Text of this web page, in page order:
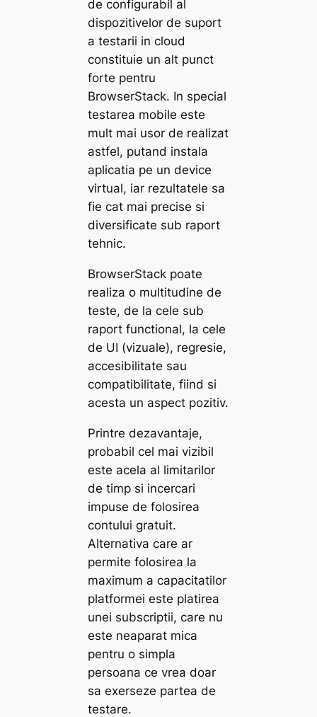
de configurabil al
dispozitivelor de suport
a testarii in cloud
constituie un alt punct
forte pentru
BrowserStack. In special
testarea mobile este
mult mai usor de realizat
astfel, putand instala
aplicatia pe un device
virtual, iar rezultatele sa
fie cat mai precise si
diversificate sub raport
tehnic.
BrowserStack poate
realiza o multitudine de
teste, de la cele sub
raport functional, la cele
de UI (vizuale), regresie,
accesibilitate sau
compatibilitate, fiind si
acesta un aspect pozitiv.
Printre dezavantaje,
probabil cel mai vizibil
este acela al limitarilor
de timp si incercari
impuse de folosirea
contului gratuit.
Alternativa care ar
permite folosirea la
maximum a capacitatilor
platformei este platirea
unei subscriptii, care nu
este neaparat mica
pentru o simpla
persoana ce vrea doar
sa exerseze partea de
testare.